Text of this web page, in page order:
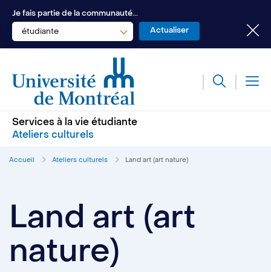
Je fais partie de la communauté...
étudiante
Services à la vie étudiante
Ateliers culturels
Accueil Ateliers culturels Land art (art nature)
Land art (art
nature)